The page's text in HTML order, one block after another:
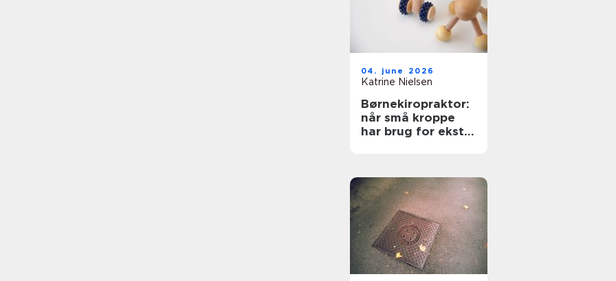
04. june 2026
Katrine Nielsen
Børnekiropraktor:
når små kroppe
har brug for ekstra